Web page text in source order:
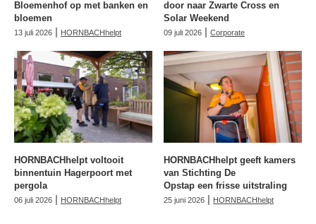
Bloemenhof op met banken en
bloemen
13 juli 2026 | HORNBACHhelpt
door naar Zwarte Cross en
Solar Weekend
09 juli 2026 | Corporate
HORNBACHhelpt voltooit
binnentuin Hagerpoort met
pergola
06 juli 2026 | HORNBACHhelpt
HORNBACHhelpt geeft kamers
van Stichting De
Opstap een frisse uitstraling
25 juni 2026 | HORNBACHhelpt